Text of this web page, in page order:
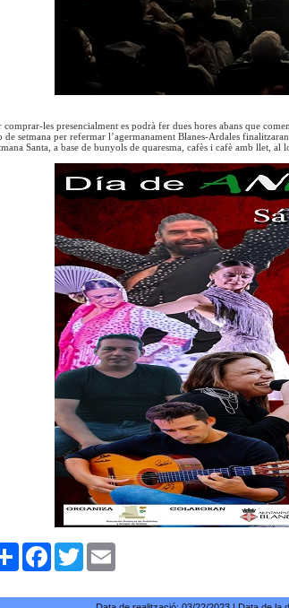
comprar-les presencialment es podrà fer dues hores abans que
de setmana per refermar l’agermanament Blanes-Ardales
Santa, a base de bunyols de quaresma, cafès i cafè amb llet,
ComparteixFacebookTwitter